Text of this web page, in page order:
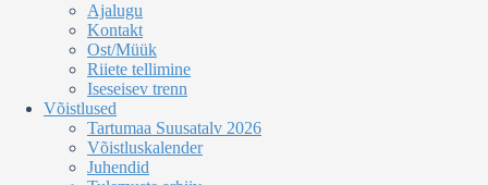
Ajalugu
Kontakt
Ost/Müük
Riiete tellimine
Iseseisev trenn
Võistlused
Tartumaa Suusatalv 2026
Võistluskalender
Juhendid